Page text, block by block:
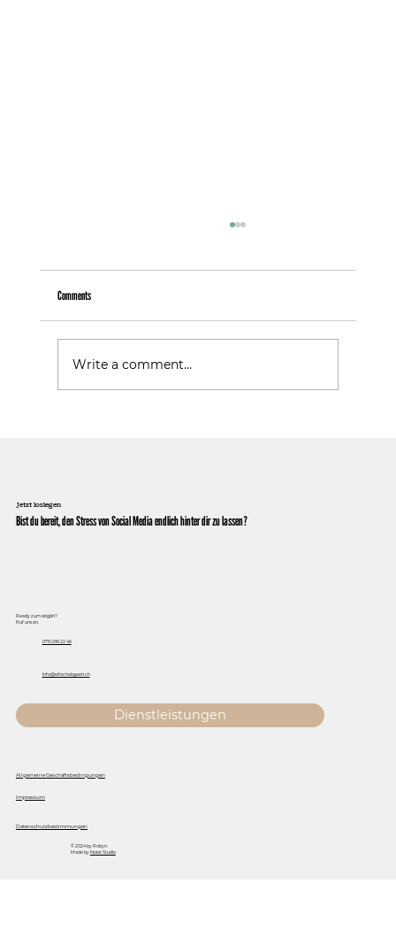
Warum Follower nicht gleich Kunden sind
Comments
Write a comment...
Jetzt loslegen
Bist du bereit, den Stress von Social Media endlich hinter dir zu lassen?
Allgemeine Geschäftsbedingungen
Impressum
Datenschutzbestimmungen
Ready zum abgäh?
Ruf uns an.
079 296 22 46
Info@eifachabgaeh.ch
Dienstleistungen
© 2024 by Robyn.
Made byNolat Studio